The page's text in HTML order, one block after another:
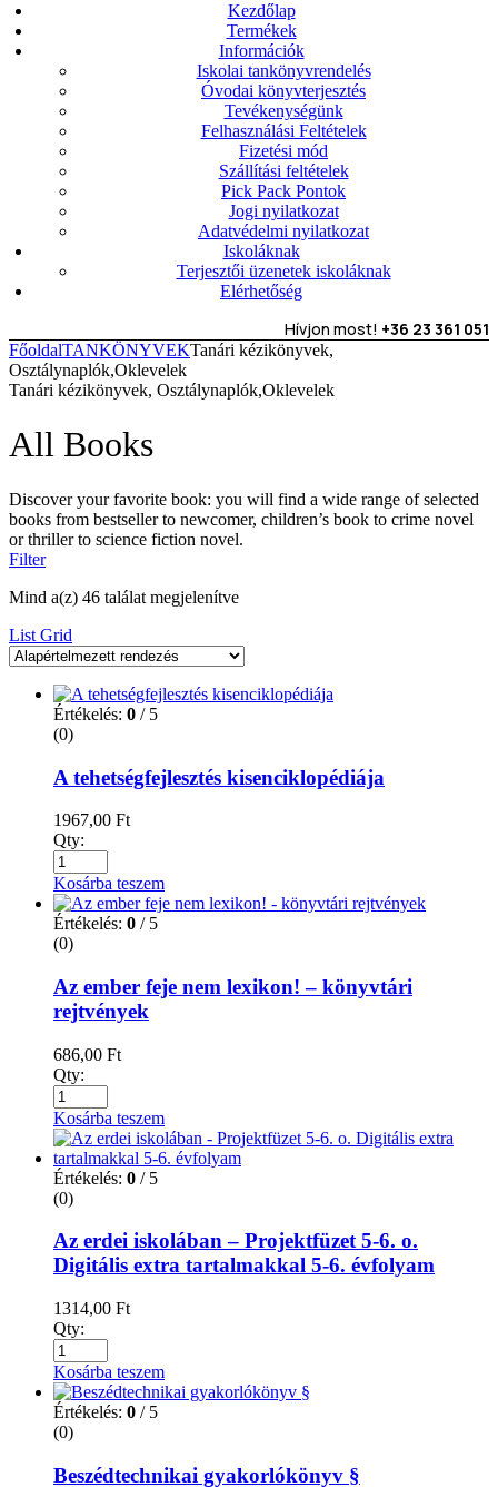
Kezdőlap
Termékek
Információk
Iskolai tankönyvrendelés
Óvodai könyvterjesztés
Tevékenységünk
Felhasználási Feltételek
Fizetési mód
Szállítási feltételek
Pick Pack Pontok
Jogi nyilatkozat
Adatvédelmi nyilatkozat
Iskoláknak
Terjesztői üzenetek iskoláknak
Elérhetőség
Hívjon most! +36 23 361 051
FőoldalTANKÖNYVEKTanári kézikönyvek,
Osztálynaplók,Oklevelek
Tanári kézikönyvek, Osztálynaplók,Oklevelek
All Books
Discover your favorite book: you will find a wide range of selected
books from bestseller to newcomer, children’s book to crime novel
or thriller to science fiction novel.
Filter
Mind a(z) 46 találat megjelenítve
List Grid
Értékelés: 0 / 5
(0)
A tehetségfejlesztés kisenciklopédiája
1967,00 Ft
Qty:
Kosárba teszem
Értékelés: 0 / 5
(0)
Az ember feje nem lexikon! – könyvtári
rejtvények
686,00 Ft
Qty:
Kosárba teszem
Értékelés: 0 / 5
(0)
Az erdei iskolában – Projektfüzet 5-6. o.
Digitális extra tartalmakkal 5-6. évfolyam
1314,00 Ft
Qty:
Kosárba teszem
Értékelés: 0 / 5
(0)
Beszédtechnikai gyakorlókönyv §